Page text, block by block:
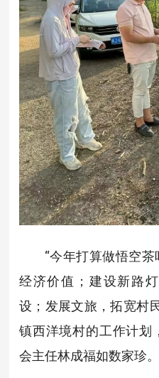
“今年打算做悟空
经济价值；建设新路
设；发展文旅，拓宽村
镇西洋境村的工作计划
会主任林成福如数家珍。